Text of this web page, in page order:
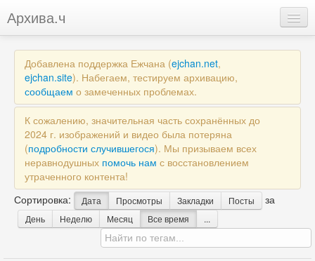
Архива.ч
Войти
Добавлена поддержка Ежчана (ejchan.net,
ejchan.site). Набегаем, тестируем архивацию,
сообщаем о замеченных проблемах.
К сожалению, значительная часть сохранённых до
2024 г. изображений и видео была потеряна
(подробности случившегося). Мы призываем всех
неравнодушных помочь нам с восстановлением
утраченного контента!
Сортировка:
Дата Просмотры Закладки Посты за
День Неделю Месяц Все время ...